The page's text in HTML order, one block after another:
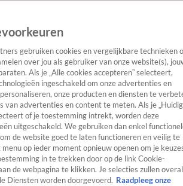
Entertainment TV Algemeen
Tip
SpraakmakendRealityCrimeVideo's
gebruiken cookies en vergelijkbare technieken
over jou als gebruiker van onze website(s),
Als je „Alle cookies accepteren” selecteert,
ingeschakeld om onze advertenties en
onze producten en diensten te
van advertenties en content te meten. Als je
of je toestemming intrekt, worden deze
uitgeschakeld. We gebruiken dan enkel
de website goed te laten functioneren en veilig te
menu op ieder moment opnieuw openen om je
in te trekken door op de link Cookie-
de webpagina te klikken. Je selecties zullen overal
Diensten worden doorgevoerd. Raadpleeg onze